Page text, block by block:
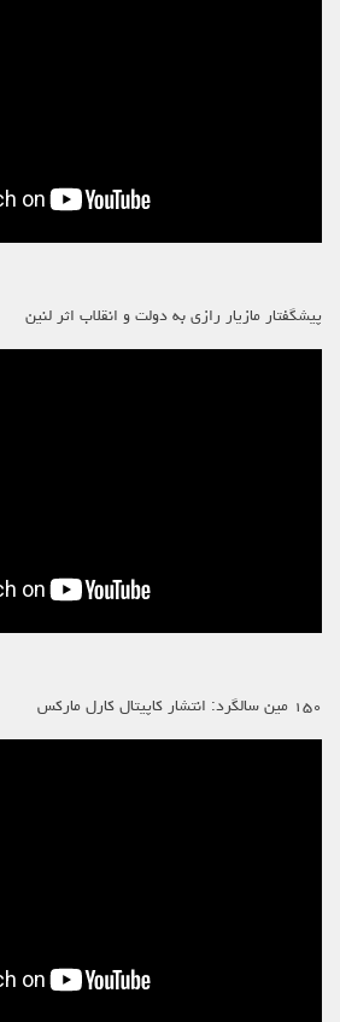
پیشگفتار مازیار رازی به دولت و انقلاب اثر لنین
۱۵۰ مین سالگرد: انتشار کاپیتال کارل مارکس